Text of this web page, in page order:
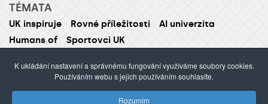
TÉMATA
UK inspiruje Rovné příležitosti
AI univerzita
Humans of
Sportovci UK
K ukládání nastavení a správnému fungování využíváme soubory cookies.
Používáním webu s jejich používáním souhlasíte.
Rozumím